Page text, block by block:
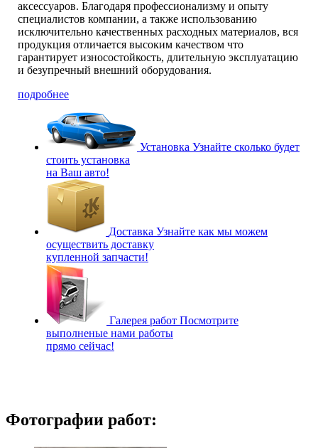
аксессуаров. Благодаря профессионализму и опыту
специалистов компании, а также использованию
исключительно качественных расходных материалов, вся
продукция отличается высоким качеством что
гарантирует износостойкость, длительную эксплуатацию
и безупречный внешний оборудования.
подробнее
Установка Узнайте сколько будет
стоить установка
на Ваш авто!
Доставка Узнайте как мы можем
осуществить доставку
купленной запчасти!
Галерея работ Посмотрите
выполненые нами работы
прямо сейчас!
Фотографии работ: